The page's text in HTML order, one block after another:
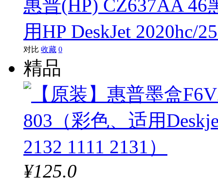
惠普(HP) CZ637AA
用HP DeskJet 2020hc/
对比 收藏 0
精品
¥125.0